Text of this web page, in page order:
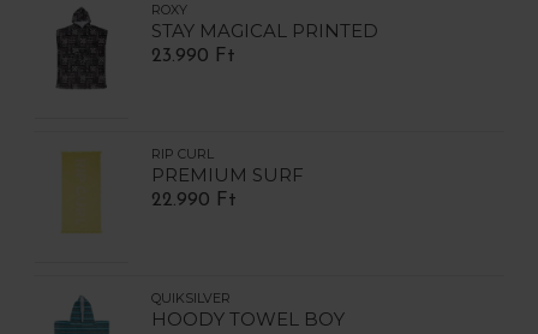
ROXY
STAY MAGICAL PRINTED
23.990 Ft
RIP CURL
PREMIUM SURF
22.990 Ft
QUIKSILVER
HOODY TOWEL BOY